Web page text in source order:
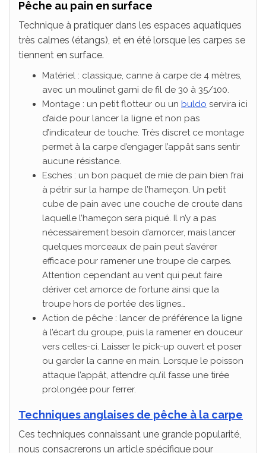
Pêche au pain en surface
Technique à pratiquer dans les espaces aquatiques
très calmes (étangs), et en été lorsque les carpes se
tiennent en surface.
Matériel : classique, canne à carpe de 4 mètres,
avec un moulinet garni de fil de 30 à 35/100.
Montage : un petit flotteur ou un buldo servira ici
d’aide pour lancer la ligne et non pas
d’indicateur de touche. Très discret ce montage
permet à la carpe d’engager l’appât sans sentir
aucune résistance.
Esches : un bon paquet de mie de pain bien frai
à pétrir sur la hampe de l’hameçon. Un petit
cube de pain avec une couche de croute dans
laquelle l’hameçon sera piqué. Il n’y a pas
nécessairement besoin d’amorcer, mais lancer
quelques morceaux de pain peut s’avérer
efficace pour ramener une troupe de carpes.
Attention cependant au vent qui peut faire
dériver cet amorce de fortune ainsi que la
troupe hors de portée des lignes…
Action de pêche : lancer de préférence la ligne
à l’écart du groupe, puis la ramener en douceur
vers celles-ci. Laisser le pick-up ouvert et poser
ou garder la canne en main. Lorsque le poisson
attaque l’appât, attendre qu’il fasse une tirée
prolongée pour ferrer.
Techniques anglaises de pêche à la carpe
Ces techniques connaissant une grande popularité,
nous consacrerons un article spécifique pour